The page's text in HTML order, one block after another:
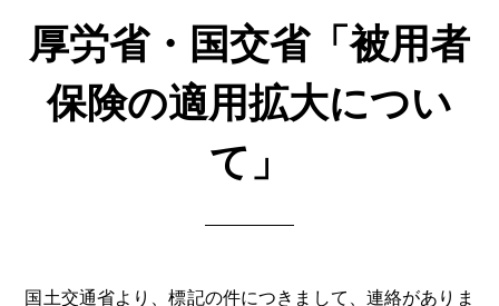
厚労省・国交省「被用者
保険の適用拡大につい
て」
国土交通省より、標記の件につきまして、連絡がありま